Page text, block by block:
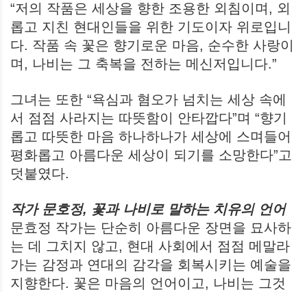
“저의 작품은 세상을 향한 조용한 외침이며, 외
롭고 지친 현대인들을 위한 기도이자 위로입니
다. 작품 속 꽃은 향기로운 마음, 순수한 사랑이
며, 나비는 그 축복을 전하는 메신저입니다.”
그녀는 또한 “욕심과 혐오가 넘치는 세상 속에
서 점점 사라지는 따뜻함이 안타깝다”며 “향기
롭고 따뜻한 마음 하나하나가 세상에 스며들어
평화롭고 아름다운 세상이 되기를 소망한다”고
덧붙였다.
작가 문호정, 꽃과 나비로 말하는 치유의 언어
문효정 작가는 단순히 아름다운 장면을 묘사하
는 데 그치지 않고, 현대 사회에서 점점 메말라
가는 감정과 연대의 감각을 회복시키는 예술을
지향한다. 꽃은 마음의 언어이고, 나비는 그것